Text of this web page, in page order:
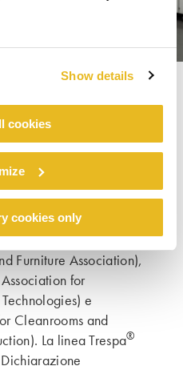
Show details
cookies
cookies only
scientifiche
pluripremiata e
e l'impatto
i programmi
è membro di SEFA
Furniture Association),
for
e
Cleanrooms and
La linea Trespa®